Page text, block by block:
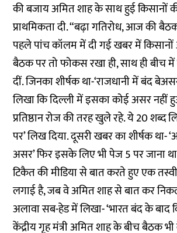
की बजाय अमित शाह के साथ हुई किसानों
प्राथमिकता दी. “बढ़ा गतिरोध, आज की
पहले पांच कॉलम में दी गई खबर में
बैठक पर तो फोकस रखा ही, साथ ही बीच में
दीं. जिनका शीर्षक था-‘राजधानी में बंद
लिखा कि दिल्ली में इसका कोई असर नहीं
प्रतिष्ठान रोज की तरह खुले रहे. ये 20
पर’ लिख दिया. दूसरी खबर का शीर्षक था-
असर’ फिर इसके लिए भी पेज 5 पर जाना
टिकैत की मीडिया से बात करते हुए एक
लगाई है, जब वे अमित शाह से बात कर
अलावा सब-हेड में लिखा- ‘भारत बंद के
केंद्रीय गृह मंत्री अमित शाह के बीच बैठक भी